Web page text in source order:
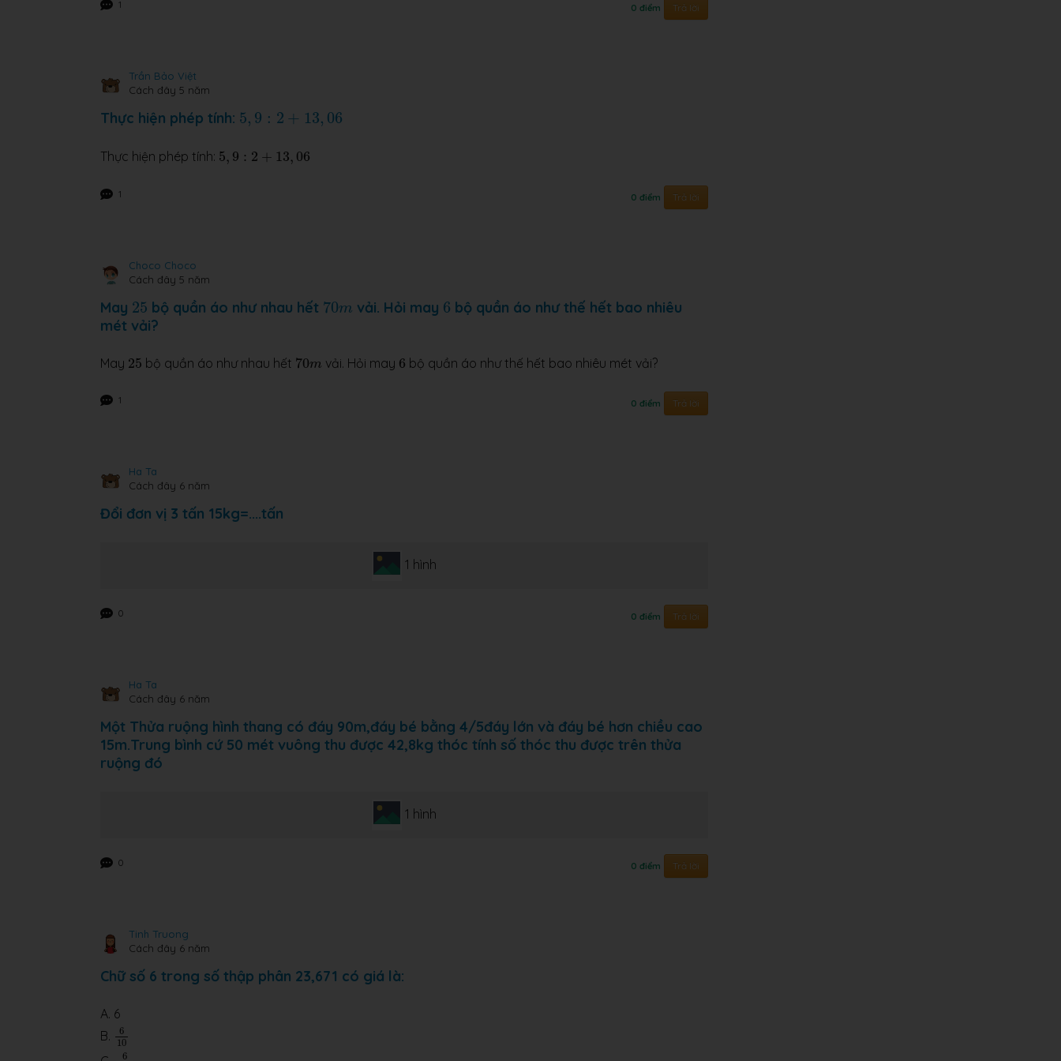
1 0 điểm Trả lời
Trần Bảo Việt
Cách đây 5 năm
Thực hiện phép tính: 5, 9 : 2 + 13, 06
5 9: 2 +13 , 06
Thực hiện phép tính: 5, 9 : 2 + 13, 06
5 9: 2 +13 06
1 0 điểm Trả lời
Choco Choco
Cách đây 5 năm
May 25
25 bộ quần áo như nhau hết 70m
70m vải. Hỏi may 6
6 bộ quần áo như thế hết bao nhiêu
mét vải?
May 25
25 bộ quần áo như nhau hết 70m
70m vải. Hỏi may 6
6 bộ quần áo như thế hết bao nhiêu mét vải?
1 0 điểm Trả lời
Ha Ta
Cách đây 6 năm
Đổi đơn vị 3 tấn 15kg=....tấn
1 hình
0 0 điểm Trả lời
Ha Ta
Cách đây 6 năm
Một Thửa ruộng hình thang có đáy 90m,đáy bé bằng 4/5đáy lớn và đáy bé hơn chiều cao
15m.Trung bình cứ 50 mét vuông thu được 42,8kg thóc tính số thóc thu được trên thửa
ruộng đó
1 hình
0 0 điểm Trả lời
Tinh Truong
Cách đây 6 năm
Chữ số 6 trong số thập phân 23,671 có giá là:
A. 6
B.
6
10
610
6
6100